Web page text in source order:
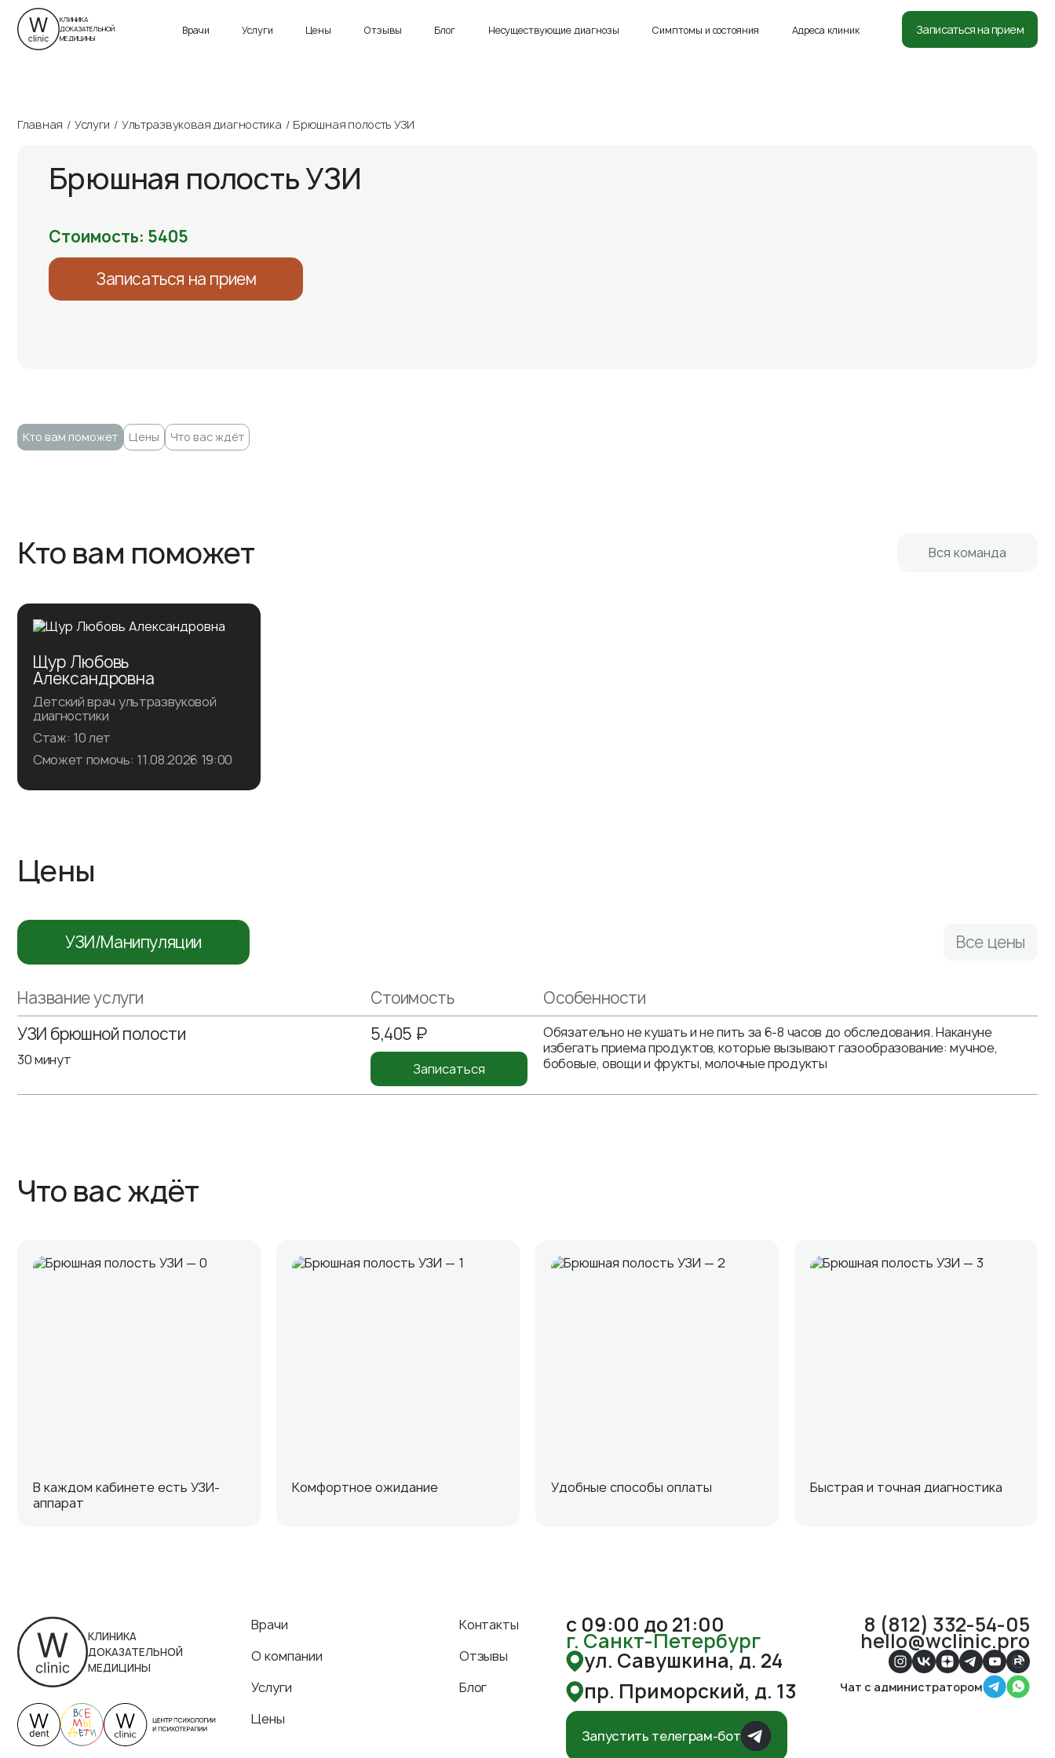
г. Санкт-Петербург
Пн-Вс 9:00 – 21:00
Пн-Вс 9:00 – 21:00
8 (812) 332-54-05
КЛИНИКА
ДОКАЗАТЕЛЬНОЙ
МЕДИЦИНЫ
Врачи Услуги Цены Отзывы Блог Несуществующие диагнозы Симптомы и состояния Адреса клиник Записаться на прием
Главная Услуги Ультразвуковая диагностика Брюшная полость УЗИ
Брюшная полость УЗИ
Стоимость: 5405
Записаться на прием
Кто вам поможет Цены Что вас ждёт
Кто вам поможет Вся команда
Щур Любовь
Александровна
Детский врач ультразвуковой
диагностики
Стаж: 10 лет
Сможет помочь: 11.08.2026 19:00
Подробнее о враче
Цены
УЗИ/Манипуляции Все цены
Название услуги Стоимость
Особенности
УЗИ брюшной полости
30 минут
5,405 ₽
Записаться
Обязательно не кушать и не пить за 6-8 часов до обследования. Накануне
избегать приема продуктов, которые вызывают газообразование: мучное,
бобовые, овощи и фрукты, молочные продукты
Что вас ждёт
В каждом кабинете есть УЗИ-
аппарат
Комфортное ожидание Удобные способы оплаты Быстрая и точная диагностика
КЛИНИКА
ДОКАЗАТЕЛЬНОЙ
МЕДИЦИНЫ
Врачи
Контакты
О компании
Отзывы
Услуги
Блог
Цены
с 09:00 до 21:00
г. Санкт-Петербург
ул. Савушкина, д. 24
пр. Приморский, д. 13
Запустить телеграм-бот
8 (812) 332-54-05
hello@wclinic.pro
Чат с администратором